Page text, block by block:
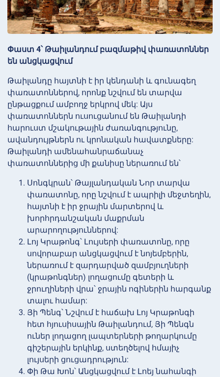
Փաստ 4՝ Թաիլանդում բազմաթիվ փառատոններ
են անցկացվում
Թաիլանդը հայտնի է իր կենդանի և գունագեղ
փառատոններով, որոնք նշվում են տարվա
ընթացքում ամբողջ երկրով մեկ: Այս
փառատոններն ուսուցանում են Թաիլանդի
հարուստ մշակութային ժառանգությունը,
ավանդույթներն ու կրոնական հավատքները:
Թաիլանդի ամենահանրաճանաչ
փառատոններից մի քանիսը ներառում են՝
Սոնգկրան՝ Թայլանդական Նոր տարվա
փառատոնը, որը նշվում է ապրիլի մեջտեղին,
հայտնի է իր ջրային մարտերով և
խորհրդանշական մաքրման
արարողություններով:
Լոյ Կրաթոնգ՝ Լույսերի փառատոնը, որը
սովորաբար անցկացվում է նոյեմբերին,
ներառում է զարդարված զամբյուղների
(կրաթոնգներ) լողացումը գետերի և
ջրուղիների վրա՝ ջրային ոգիներին հարգանք
տալու համար:
Յի Պենգ՝ Նշվում է հաճախ Լոյ Կրաթոնգի
հետ հյուսիսային Թաիլանդում, Յի Պենգն
ուներ լողացող լապտերների թողարկումը
գիշերային երկինք, ստեղծելով հմայիչ
լույսերի ցուցադրություն:
Փի Թա Խոն՝ Անցկացվում է Լոեյ նահանգի